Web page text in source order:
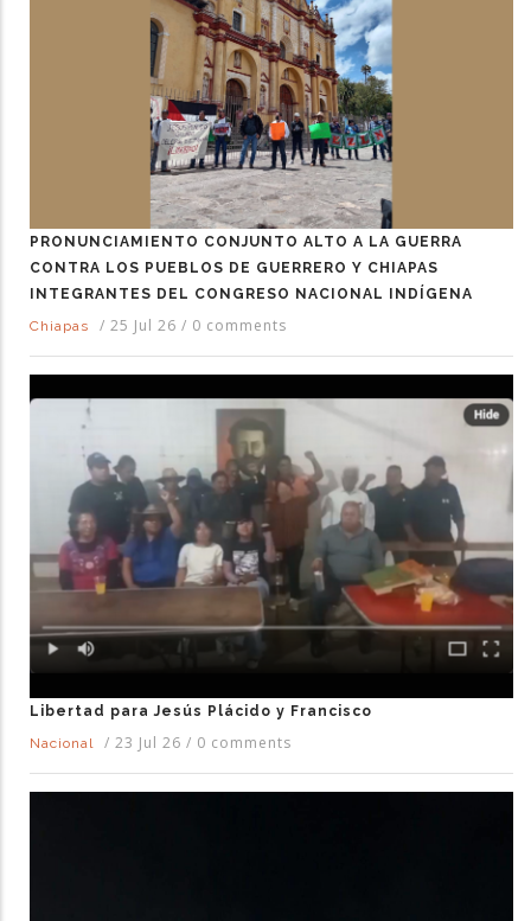
PRONUNCIAMIENTO CONJUNTO ALTO A LA GUERRA
CONTRA LOS PUEBLOS DE GUERRERO Y CHIAPAS
INTEGRANTES DEL CONGRESO NACIONAL INDÍGENA
Chiapas
/ 25 Jul 26 / 0 comments
Libertad para Jesús Plácido y Francisco
Nacional
/ 23 Jul 26 / 0 comments